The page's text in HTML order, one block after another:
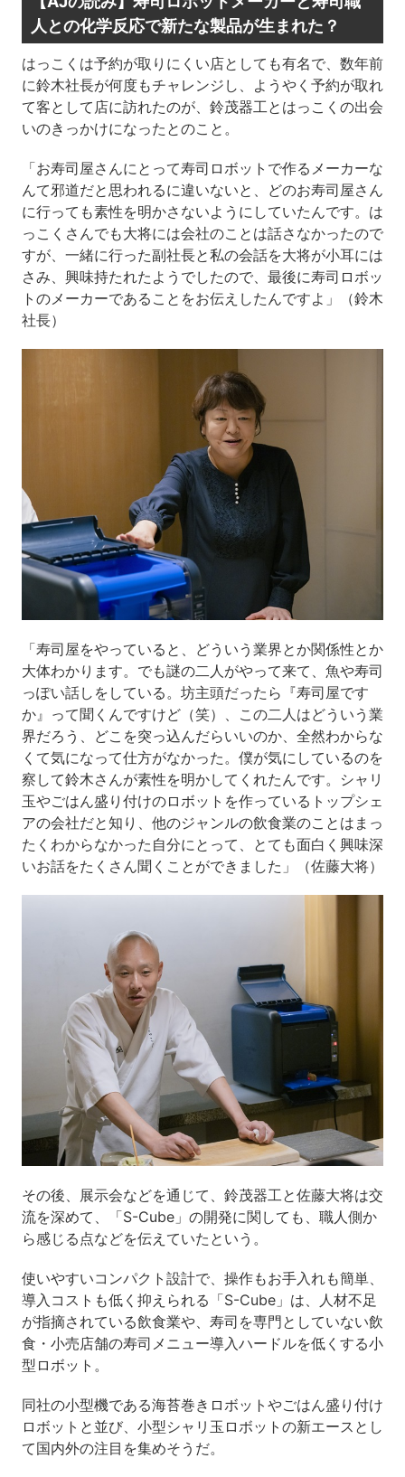
人との化学反応で新たな製品が生まれた？
はっこくは予約が取りにくい店としても有名で、数年前
に鈴木社長が何度もチャレンジし、ようやく予約が取れ
て客として店に訪れたのが、鈴茂器工とはっこくの出会
いのきっかけになったとのこと。
「お寿司屋さんにとって寿司ロボットで作るメーカーな
んて邪道だと思われるに違いないと、どのお寿司屋さん
に行っても素性を明かさないようにしていたんです。は
っこくさんでも大将には会社のことは話さなかったので
すが、一緒に行った副社長と私の会話を大将が小耳には
さみ、興味持たれたようでしたので、最後に寿司ロボッ
トのメーカーであることをお伝えしたんですよ」（鈴木
社長）
「寿司屋をやっていると、どういう業界とか関係性とか
大体わかります。でも謎の二人がやって来て、魚や寿司
っぽい話しをしている。坊主頭だったら『寿司屋です
か』って聞くんですけど（笑）、この二人はどういう業
界だろう、どこを突っ込んだらいいのか、全然わからな
くて気になって仕方がなかった。僕が気にしているのを
察して鈴木さんが素性を明かしてくれたんです。シャリ
玉やごはん盛り付けのロボットを作っているトップシェ
アの会社だと知り、他のジャンルの飲食業のことはまっ
たくわからなかった自分にとって、とても面白く興味深
いお話をたくさん聞くことができました」（佐藤大将）
その後、展示会などを通じて、鈴茂器工と佐藤大将は交
流を深めて、「S-Cube」の開発に関しても、職人側か
ら感じる点などを伝えていたという。
使いやすいコンパクト設計で、操作もお手入れも簡単、
導入コストも低く抑えられる「S-Cube」は、人材不足
が指摘されている飲食業や、寿司を専門としていない飲
食・小売店舗の寿司メニュー導入ハードルを低くする小
型ロボット。
同社の小型機である海苔巻きロボットやごはん盛り付け
ロボットと並び、小型シャリ玉ロボットの新エースとし
て国内外の注目を集めそうだ。